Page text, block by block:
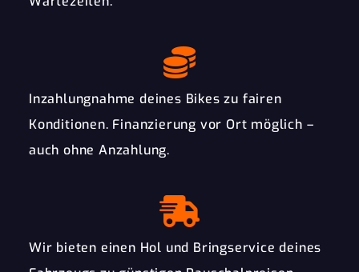
Inzahlungnahme deines Bikes zu fairen
Konditionen. Finanzierung vor Ort möglich –
auch ohne Anzahlung.
Wir bieten einen Hol und Bringservice deines